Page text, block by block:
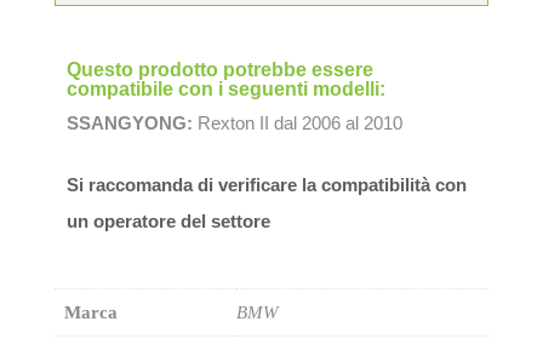
Questo prodotto potrebbe essere
compatibile con i seguenti modelli:
SSANGYONG: Rexton II dal 2006 al 2010
Si raccomanda di verificare la compatibilità con
un operatore del settore
Marca BMW